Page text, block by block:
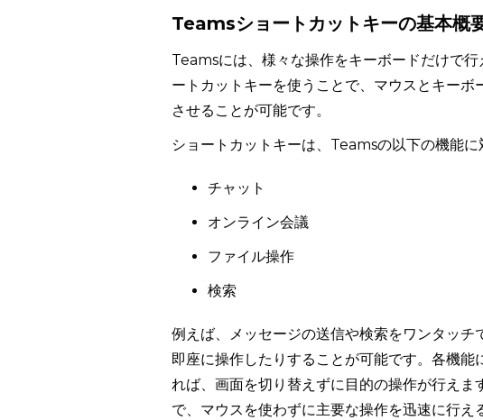
Teamsショートカットキーの基本概
Teamsには、様々な操作をキーボードだけで
ートカットキーを使うことで、マウスとキー
させることが可能です。
ショートカットキーは、Teamsの以下の機能に
チャット
オンライン会議
ファイル操作
検索
例えば、メッセージの送信や検索をワンタッ
即座に操作したりすることが可能です。各機
れば、画面を切り替えずに目的の操作が行え
で、マウスを使わずに主要な操作を迅速に行え